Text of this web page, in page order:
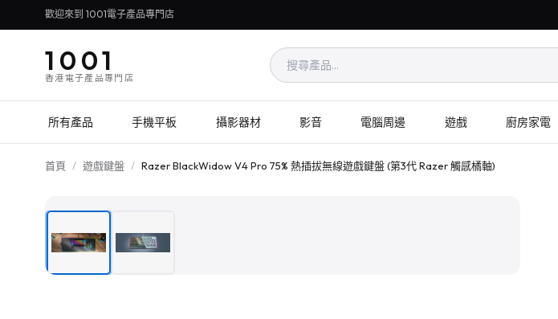
歡迎來到 1001電子產品專門店
1001
香港電子產品專門店
所有產品 手機平板 攝影器材 影音 電腦周邊 遊戲 廚房家電
首頁 / 遊戲鍵盤 / Razer BlackWidow V4 Pro 75% 熱插拔無線遊戲鍵盤 (第3代 Razer 觸感橘軸)